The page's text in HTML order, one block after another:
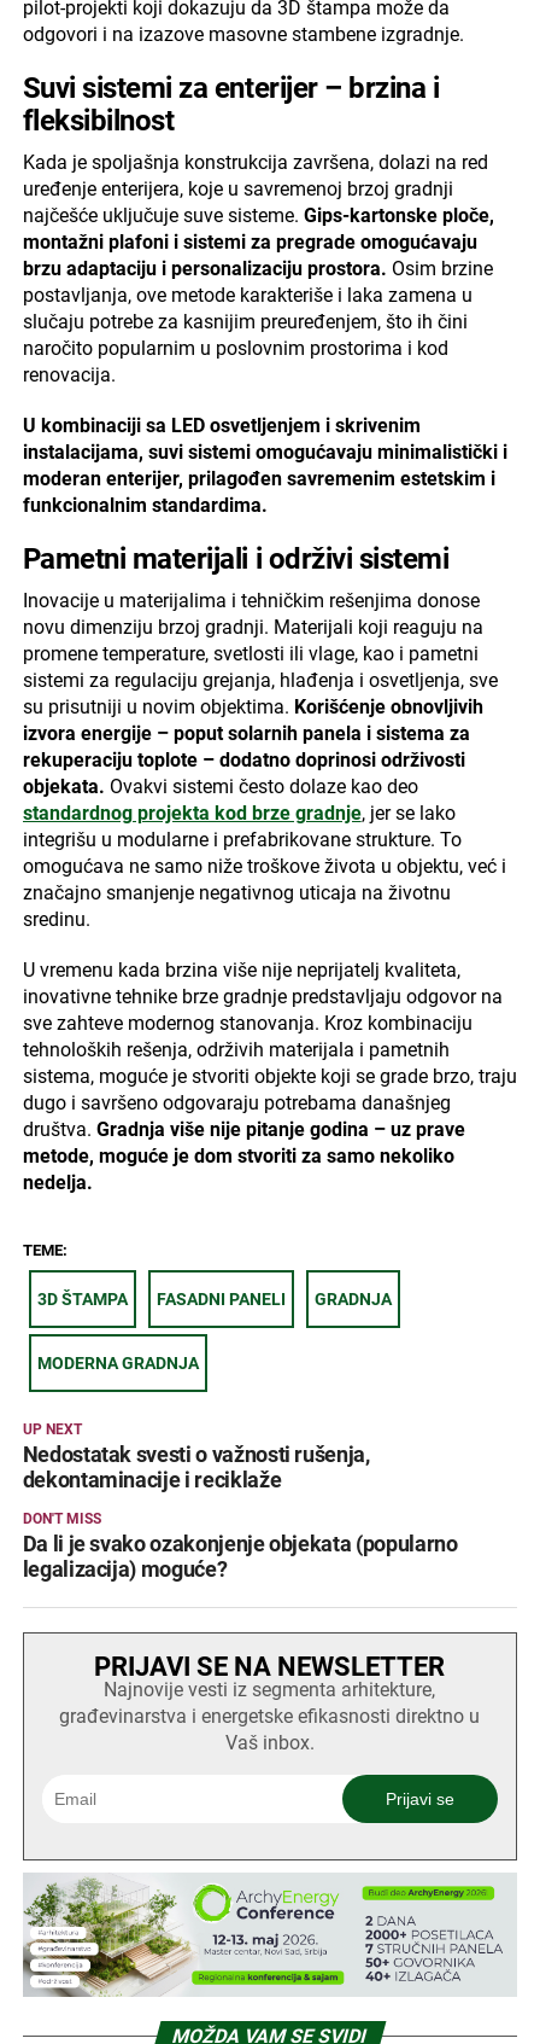
pilot-projekti koji dokazuju da 3D štampa može da
odgovori i na izazove masovne stambene izgradnje.
Suvi sistemi za enterijer – brzina i
fleksibilnost
Kada je spoljašnja konstrukcija završena, dolazi na red
uređenje enterijera, koje u savremenoj brzoj gradnji
najčešće uključuje suve sisteme. Gips-kartonske ploče,
montažni plafoni i sistemi za pregrade omogućavaju
brzu adaptaciju i personalizaciju prostora. Osim brzine
postavljanja, ove metode karakteriše i laka zamena u
slučaju potrebe za kasnijim preuređenjem, što ih čini
naročito popularnim u poslovnim prostorima i kod
renovacija.
U kombinaciji sa LED osvetljenjem i skrivenim
instalacijama, suvi sistemi omogućavaju minimalistički i
moderan enterijer, prilagođen savremenim estetskim i
funkcionalnim standardima.
Pametni materijali i održivi sistemi
Inovacije u materijalima i tehničkim rešenjima donose
novu dimenziju brzoj gradnji. Materijali koji reaguju na
promene temperature, svetlosti ili vlage, kao i pametni
sistemi za regulaciju grejanja, hlađenja i osvetljenja, sve
su prisutniji u novim objektima. Korišćenje obnovljivih
izvora energije – poput solarnih panela i sistema za
rekuperaciju toplote – dodatno doprinosi održivosti
objekata. Ovakvi sistemi često dolaze kao deo
standardnog projekta kod brze gradnje, jer se lako
integrišu u modularne i prefabrikovane strukture. To
omogućava ne samo niže troškove života u objektu, već i
značajno smanjenje negativnog uticaja na životnu
sredinu.
U vremenu kada brzina više nije neprijatelj kvaliteta,
inovativne tehnike brze gradnje predstavljaju odgovor na
sve zahteve modernog stanovanja. Kroz kombinaciju
tehnoloških rešenja, održivih materijala i pametnih
sistema, moguće je stvoriti objekte koji se grade brzo, traju
dugo i savršeno odgovaraju potrebama današnjeg
društva. Gradnja više nije pitanje godina – uz prave
metode, moguće je dom stvoriti za samo nekoliko
nedelja.
TEME:
3D ŠTAMPA FASADNI PANELI GRADNJA
MODERNA GRADNJA
UP NEXT
Nedostatak svesti o važnosti rušenja,
dekontaminacije i reciklaže
DON'T MISS
Da li je svako ozakonjenje objekata (popularno
legalizacija) moguće?
PRIJAVI SE NA NEWSLETTER
Najnovije vesti iz segmenta arhitekture,
građevinarstva i energetske efikasnosti direktno u
Vaš inbox.
MOŽDA VAM SE SVIDI